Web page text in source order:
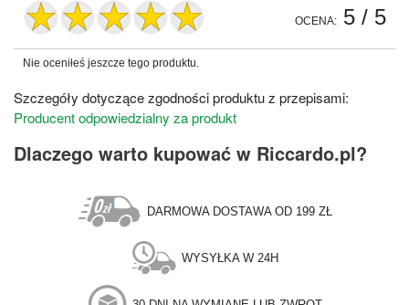
OCENA: 5 / 5
Nie oceniłeś jeszcze tego produktu.
Szczegóły dotyczące zgodności produktu z przepisami:
Producent odpowiedzialny za produkt
Dlaczego warto kupować w Riccardo.pl?
DARMOWA DOSTAWA OD 199 ZŁ
WYSYŁKA W 24H